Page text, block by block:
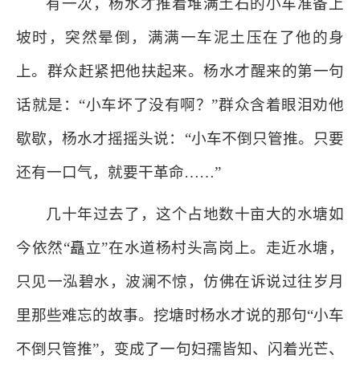
有一次，杨水才推着堆满土石的小车准备上
坡时，突然晕倒，满满一车泥土压在了他的身
上。群众赶紧把他扶起来。杨水才醒来的第一句
话就是：“小车坏了没有啊？”群众含着眼泪劝他
歇歇，杨水才摇摇头说：“小车不倒只管推。只要
还有一口气，就要干革命……”
几十年过去了，这个占地数十亩大的水塘如
今依然“矗立”在水道杨村头高岗上。走近水塘，
只见一泓碧水，波澜不惊，仿佛在诉说过往岁月
里那些难忘的故事。挖塘时杨水才说的那句“小车
不倒只管推”，变成了一句妇孺皆知、闪着光芒、